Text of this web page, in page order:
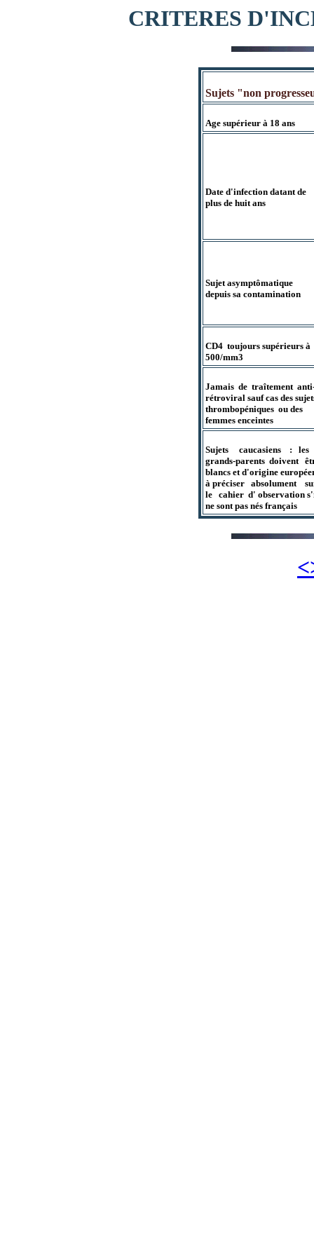
CRITERES
Sujets "non
Age supérieur à 18 ans
Date d'infection datant de
plus de huit ans
Sujet asymptômatique
depuis sa contamination
CD4  toujours supérieurs à
500/mm3
Jamais  de  traîtement
rétroviral sauf cas des
thrombopéniques  ou des
femmes enceintes
Sujets     caucasiens    :   les
grands-parents  doivent
blancs et d'origine
à préciser   absolument
le   cahier  d' observation
ne sont pas nés français